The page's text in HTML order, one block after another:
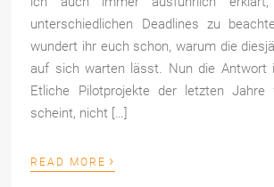
unterschiedlichen Deadlines zu
wundert ihr euch schon, warum die
auf sich warten lässt. Nun die Antwort
Etliche Pilotprojekte der letzten Jahre
scheint, nicht […]
READ MORE ›